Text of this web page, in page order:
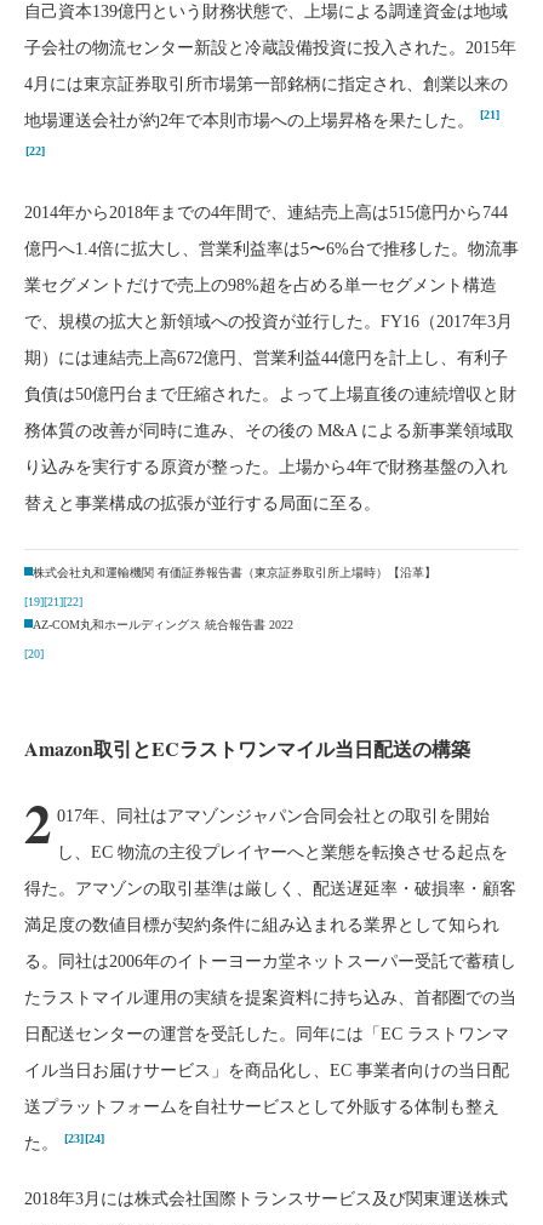
自己資本139億円という財務状態で、上場による調達資金は地域
子会社の物流センター新設と冷蔵設備投資に投入された。2015年
4月には東京証券取引所市場第一部銘柄に指定され、創業以来の
地場運送会社が約2年で本則市場への上場昇格を果たした。
[21]
[22]
2014年から2018年までの4年間で、連結売上高は515億円から744
億円へ1.4倍に拡大し、営業利益率は5〜6%台で推移した。物流事
業セグメントだけで売上の98%超を占める単一セグメント構造
で、規模の拡大と新領域への投資が並行した。FY16（2017年3月
期）には連結売上高672億円、営業利益44億円を計上し、有利子
負債は50億円台まで圧縮された。よって上場直後の連続増収と財
務体質の改善が同時に進み、その後の M&A による新事業領域取
り込みを実行する原資が整った。上場から4年で財務基盤の入れ
替えと事業構成の拡張が並行する局面に至る。
株式会社丸和運輸機関 有価証券報告書（東京証券取引所上場時）【沿革】
[19][21][22]
AZ-COM丸和ホールディングス 統合報告書 2022
[20]
Amazon取引とECラストワンマイル当日配送の構築
2 017年、同社はアマゾンジャパン合同会社との取引を開始
し、EC 物流の主役プレイヤーへと業態を転換させる起点を
得た。アマゾンの取引基準は厳しく、配送遅延率・破損率・顧客
満足度の数値目標が契約条件に組み込まれる業界として知られ
る。同社は2006年のイトーヨーカ堂ネットスーパー受託で蓄積し
たラストマイル運用の実績を提案資料に持ち込み、首都圏での当
日配送センターの運営を受託した。同年には「EC ラストワンマ
イル当日お届けサービス」を商品化し、EC 事業者向けの当日配
送プラットフォームを自社サービスとして外販する体制も整え
た。
[23][24]
2018年3月には株式会社国際トランスサービス及び関東運送株式